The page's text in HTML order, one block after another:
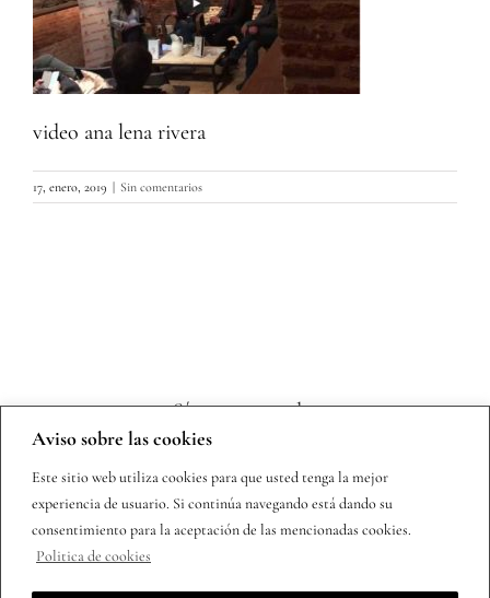
Aviso sobre las cookies
Este sitio web utiliza cookies para que usted tenga la mejor
experiencia de usuario. Si continúa navegando está dando su
consentimiento para la aceptación de las mencionadas cookies.
Politica de cookies
video ana lena rivera
17, enero, 2019 Sin comentarios
Sígueme en redes